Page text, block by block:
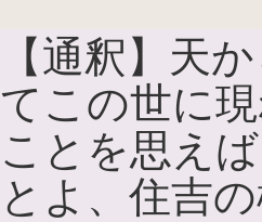
【通釈】天
てこの世に
ことを思え
とよ、住吉